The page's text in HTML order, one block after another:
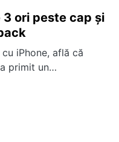
ori peste cap și
iPhone, află că
primit un…